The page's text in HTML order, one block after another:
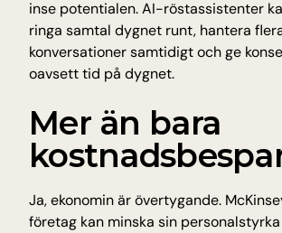
E-handel
Produktfrågor om frakt och
Träning & hälsa
Bokningar, avbokningar och
Bokningar, avbokningar och
inse potentialen. AI-röstassistenter
ringa samtal dygnet runt, hantera
konversationer samtidigt och ge
oavsett tid på dygnet.
Mer än bara
Ja, ekonomin är övertygande.
företag kan minska sin